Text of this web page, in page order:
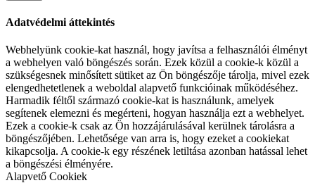
Adatvédelmi áttekintés
Webhelyünk cookie-kat használ, hogy javítsa a felhasználói élményt
a webhelyen való böngészés során. Ezek közül a cookie-k közül a
szükségesnek minősített sütiket az Ön böngészője tárolja, mivel ezek
elengedhetetlenek a weboldal alapvető funkcióinak működéséhez.
Harmadik féltől származó cookie-kat is használunk, amelyek
segítenek elemezni és megérteni, hogyan használja ezt a webhelyet.
Ezek a cookie-k csak az Ön hozzájárulásával kerülnek tárolásra a
böngészőjében. Lehetősége van arra is, hogy ezeket a cookiekat
kikapcsolja. A cookie-k egy részének letiltása azonban hatással lehet
a böngészési élményére.
Alapvető Cookiek